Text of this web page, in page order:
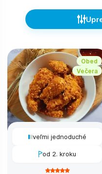
Obed
Večera
veľmi jednoduché
od 2. kroku